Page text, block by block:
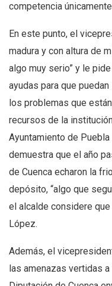
competencia
En este punto, el
madura y con altura de
algo muy serio” y le
ayudas para que
los problemas que
recursos de la
Ayuntamiento de
demuestra que el año
de Cuenca echaron la
depósito, “algo que
el alcalde considere
López.
Además, el
las amenazas vertidas